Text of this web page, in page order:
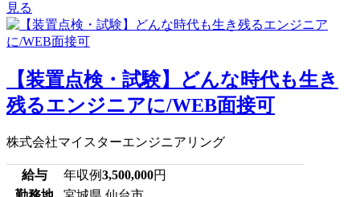
見る
【装置点検・試験】どんな時代も生き
残るエンジニアに/WEB面接可
株式会社マイスターエンジニアリング
給与 年収例3,500,000円